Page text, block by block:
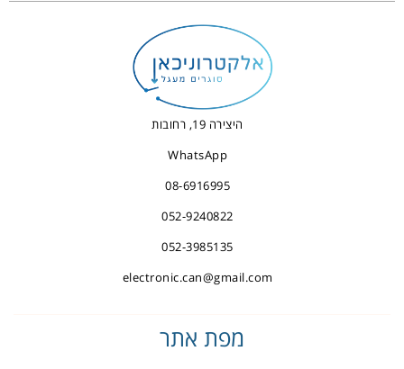
היצירה 19, רחובות
WhatsApp
08-6916995
052-9240822
052-3985135
electronic.can@gmail.com
מפת אתר